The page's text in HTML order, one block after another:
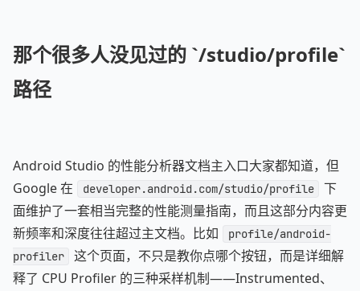
那个很多人没见过的 `/studio/profile`
路径
Android Studio 的性能分析器文档主入口大家都知道，但
Google 在
developer.android.com/studio/profile
下
面维护了一套相当完整的性能测量指南，而且这部分内容更
新频率和深度往往超过主文档。比如
profile/android-
profiler
这个页面，不只是教你点哪个按钮，而是详细解
释了 CPU Profiler 的三种采样机制——Instrumented、